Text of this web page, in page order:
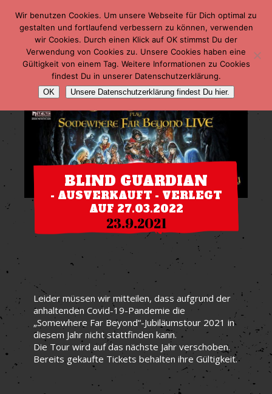
BLIND GUARDIAN
- AUSVERKAUFT - VERLEGT
AUF 27.03.2022
23.9.2021
Leider müssen wir mitteilen, dass aufgrund der
anhaltenden Covid-19-Pandemie die
„Somewhere Far Beyond“-Jubiläumstour 2021 in
diesem Jahr nicht stattfinden kann.
Die Tour wird auf das nächste Jahr verschoben.
Bereits gekaufte Tickets behalten ihre Gültigkeit.
Wir benutzen Cookies. Um unsere Webseite für Dich optimal zu
gestalten und fortlaufend verbessern zu können, verwenden
wir Cookies. Durch einen Klick auf OK stimmst Du der
Verwendung von Cookies zu. Unsere Cookies haben eine
Gültigkeit von einem Tag. Weitere Informationen zu Cookies
findest Du in unserer Datenschutzerklärung.
OK Unsere Datenschutzerklärung findest Du hier.